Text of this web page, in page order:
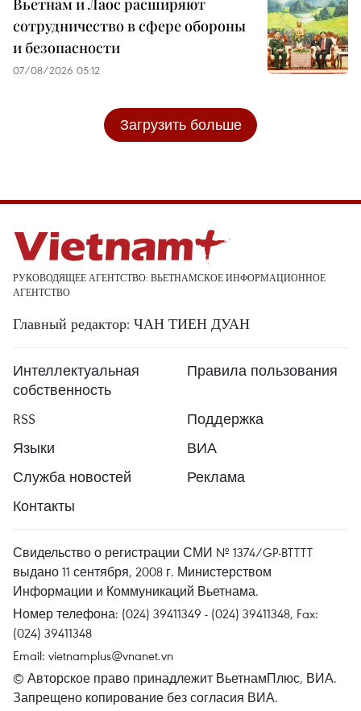
Вьетнам и Лаос расширяют
сотрудничество в сфере обороны
и безопасности
07/08/2026 05:12
Загрузить больше
РУКОВОДЯЩЕЕ АГЕНТСТВО: ВЬЕТНАМСКОЕ ИНФОРМАЦИОННОЕ
АГЕНТСТВО
Главный редактор: ЧАН ТИЕН ДУАН
Интеллектуальная
собственность
Правила пользования
RSS
Поддержка
Языки
ВИА
Служба новостей
Реклама
Контакты
Свидельство о регистрации СМИ № 1374/GP-BTTTT
выдано 11 сентября, 2008 г. Министерством
Информации и Коммуникаций Вьетнама.
Номер телефона: (024) 39411349 - (024) 39411348, Fax:
(024) 39411348
Email: vietnamplus@vnanet.vn
© Авторское право принадлежит ВьетнамПлюс, ВИА.
Запрещено копирование без согласия ВИА.